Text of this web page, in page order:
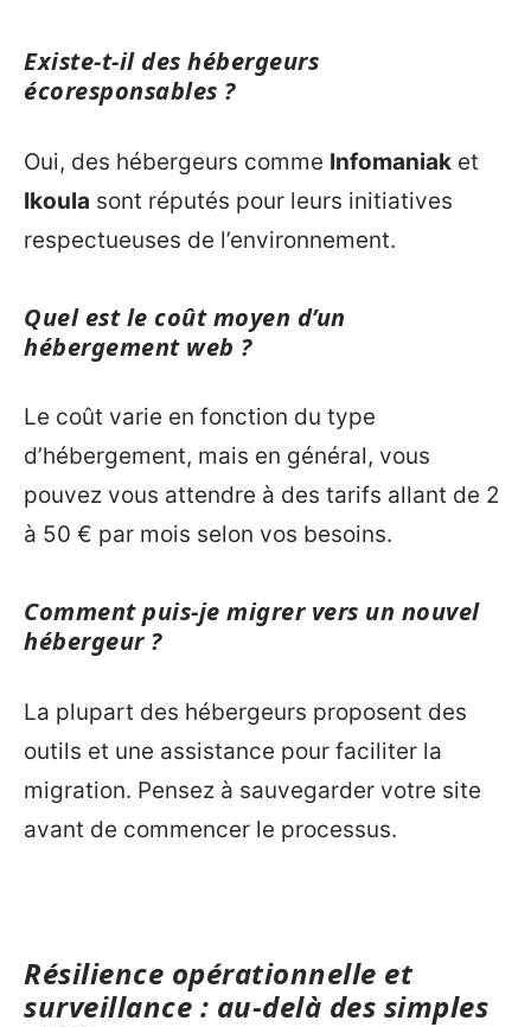
Existe-t-il des hébergeurs
écoresponsables ?
Oui, des hébergeurs comme Infomaniak et
Ikoula sont réputés pour leurs initiatives
respectueuses de l’environnement.
Quel est le coût moyen d’un
hébergement web ?
Le coût varie en fonction du type
d’hébergement, mais en général, vous
pouvez vous attendre à des tarifs allant de 2
à 50 € par mois selon vos besoins.
Comment puis-je migrer vers un nouvel
hébergeur ?
La plupart des hébergeurs proposent des
outils et une assistance pour faciliter la
migration. Pensez à sauvegarder votre site
avant de commencer le processus.
Résilience opérationnelle et
surveillance : au‑delà des simples